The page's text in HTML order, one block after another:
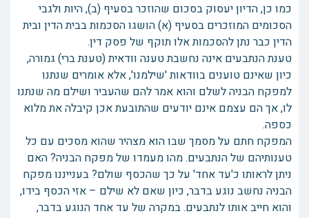
כמו כן, הדיון יעסוק בסכום שהוזכר בסעיף (ב), היות ולגבי
הסכומים המוזכרים בסעיף (א) הושגו הסכמות בבית הדין ובית
הדין כבר נתן להסכמות אלו תוקף של פסק דין.
טענת הנתבעים אינה נחשבת טענה וודאית (טענת ברי) גמורה,
כיון שאינם טוענים בוודאות 'שילמנו', אלא אומרים שנתנו
למפקח הבניה לשלם והוא אמר להם שהעביר ושילם מה שנתנו
לו, אך הם עצמם אינם יודעים שהתובעת אכן קיבלה את מלוא
כספה.
המפקח חתם על מסמך שבו הוא מצהיר שהוא מסכים עם כל
טענותיהם של הנתבעים. מהו מעמדו של מפקח הבניה? האם
ניתן לראותו כ'עד אחד' על כך שהכסף שולם? בענייננו מפקח
הבניה נחשב נוגע בדבר, כיון שאם לא שילם – אזי הכסף בידו,
והוא חייב אותו לנתבעים. במקרה של עד אחד הנוגע בדבר,